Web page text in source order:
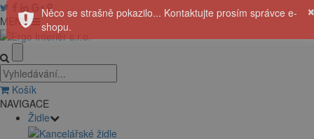
MENU
Košík
NAVIGACE
Židle
Něco se strašně pokazilo... Kontaktujte prosím správce e-
shopu.